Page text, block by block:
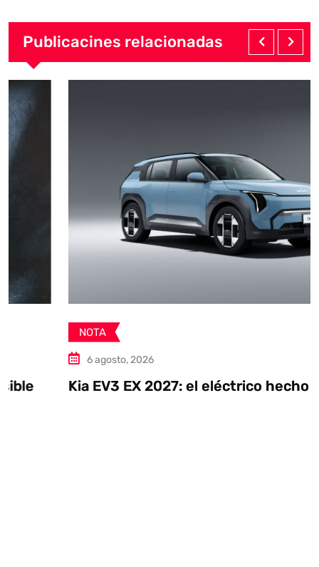
Publicacines relacionadas
6 agosto, 2026
Kia EV3 EX 2027: el eléctrico hecho en